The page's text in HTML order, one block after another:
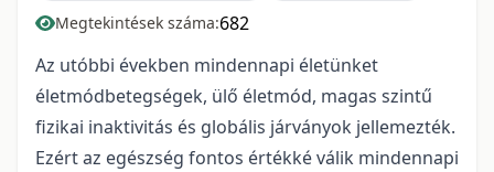
Megtekintések száma:682
Az utóbbi években mindennapi életünket
életmódbetegségek, ülő életmód, magas szintű
fizikai inaktivitás és globális járványok jellemezték.
Ezért az egészség fontos értékké válik mindennapi